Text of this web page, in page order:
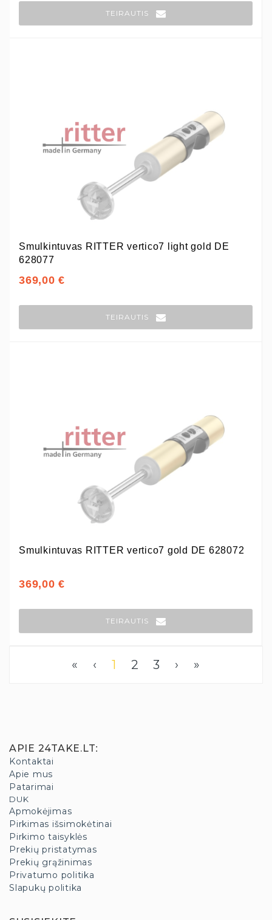
TEIRAUTIS
Smulkintuvas RITTER vertico7 light gold DE
628077
369,00 €
TEIRAUTIS
Smulkintuvas RITTER vertico7 gold DE 628072
369,00 €
TEIRAUTIS
« ‹ 1 2 3 › »
APIE 24TAKE.LT:
Kontaktai
Apie mus
Patarimai
DUK
Apmokėjimas
Pirkimas išsimokėtinai
Pirkimo taisyklės
Prekių pristatymas
Prekių grąžinimas
Privatumo politika
Slapukų politika